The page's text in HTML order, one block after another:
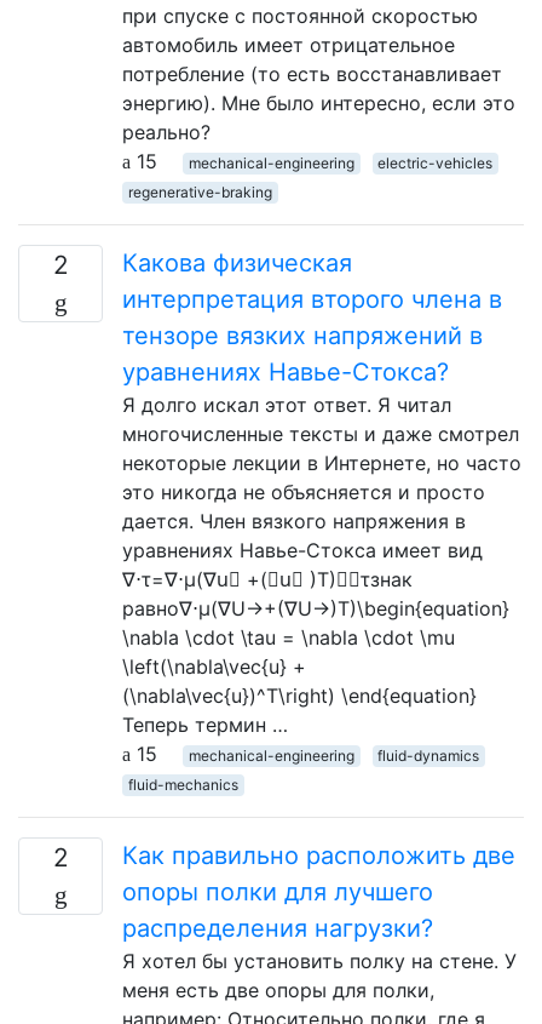
при спуске с постоянной скоростью
автомобиль имеет отрицательное
потребление (то есть восстанавливает
энергию). Мне было интересно, если это
реально?
15
mechanical-engineering
electric-vehicles
regenerative-braking
2
Какова физическая
интерпретация второго члена в
тензоре вязких напряжений в
уравнениях Навье-Стокса?
Я долго искал этот ответ. Я читал
многочисленные тексты и даже смотрел
некоторые лекции в Интернете, но часто
это никогда не объясняется и просто
дается. Член вязкого напряжения в
уравнениях Навье-Стокса имеет вид
∇⋅τ=∇⋅μ(∇u⃗ +(∇u⃗ )T)∇⋅τзнак
равно∇⋅μ(∇U→+(∇U→)T)\begin{equation}
\nabla \cdot \tau = \nabla \cdot \mu
\left(\nabla\vec{u} +
(\nabla\vec{u})^T\right) \end{equation}
Теперь термин …
15
mechanical-engineering
fluid-dynamics
fluid-mechanics
2
Как правильно расположить две
опоры полки для лучшего
распределения нагрузки?
Я хотел бы установить полку на стене. У
меня есть две опоры для полки,
например: Относительно полки, где я